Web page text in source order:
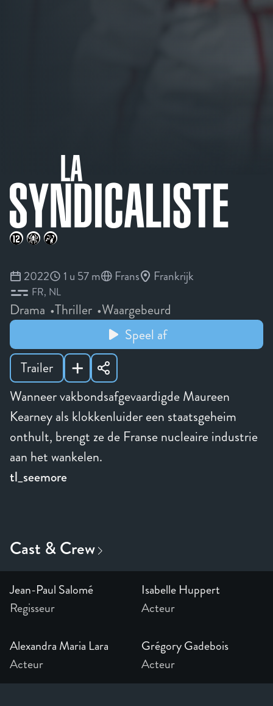
Wanneer vakbondsafgevaardigde Maureen
Kearney als klokkenluider een staatsgeheim
onthult, brengt ze de Franse nucleaire industrie
aan het wankelen.
tl_seemore
2022 1 u 57 m Frans Frankrijk
FR NL
Drama Thriller Waargebeurd
Speel af
Trailer
Jean-Paul Salomé
Regisseur
Isabelle Huppert
Acteur
Alexandra Maria Lara
Acteur
Grégory Gadebois
Acteur